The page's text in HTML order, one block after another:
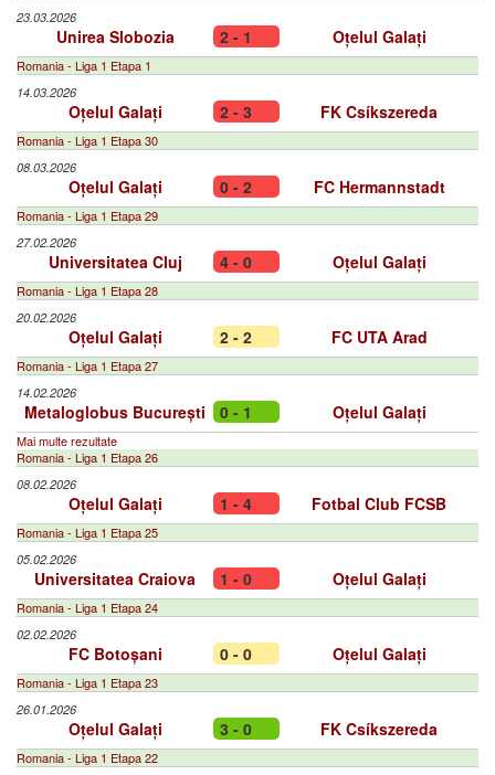
23.03.2026
Unirea Slobozia 2 - 1 Oțelul Galați
Romania - Liga 1 Etapa 1
14.03.2026
Oțelul Galați 2 - 3 FK Csíkszereda
Romania - Liga 1 Etapa 30
08.03.2026
Oțelul Galați 0 - 2 FC Hermannstadt
Romania - Liga 1 Etapa 29
27.02.2026
Universitatea Cluj 4 - 0 Oțelul Galați
Romania - Liga 1 Etapa 28
20.02.2026
Oțelul Galați 2 - 2 FC UTA Arad
Romania - Liga 1 Etapa 27
14.02.2026
Metaloglobus București 0 - 1 Oțelul Galați
Mai multe rezultate
Romania - Liga 1 Etapa 26
08.02.2026
Oțelul Galați 1 - 4 Fotbal Club FCSB
Romania - Liga 1 Etapa 25
05.02.2026
Universitatea Craiova 1 - 0 Oțelul Galați
Romania - Liga 1 Etapa 24
02.02.2026
FC Botoșani 0 - 0 Oțelul Galați
Romania - Liga 1 Etapa 23
26.01.2026
Oțelul Galați 3 - 0 FK Csíkszereda
Romania - Liga 1 Etapa 22